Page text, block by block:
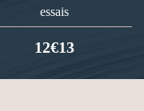
essais
12€13